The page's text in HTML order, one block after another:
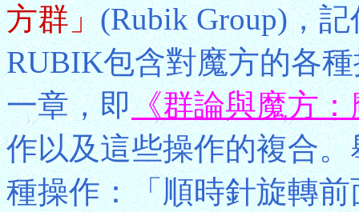
方群」(Rubik Group)，
RUBIK包含對魔方的各
一章，即《群論與魔方
作以及這些操作的複合
種操作：「順時針旋轉